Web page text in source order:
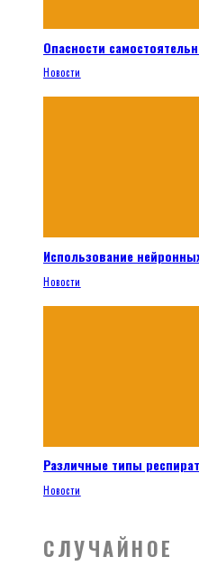
Опасности
Новости
Использование
Новости
Различные типы
Новости
СЛУЧАЙНОЕ